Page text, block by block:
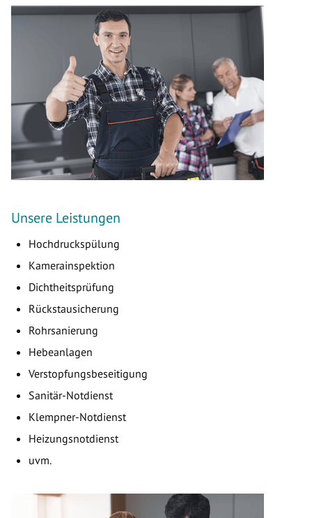
Unsere Leistungen
Hochdruckspülung
Kamerainspektion
Dichtheitsprüfung
Rückstausicherung
Rohrsanierung
Hebeanlagen
Verstopfungsbeseitigung
Sanitär-Notdienst
Klempner-Notdienst
Heizungsnotdienst
uvm.